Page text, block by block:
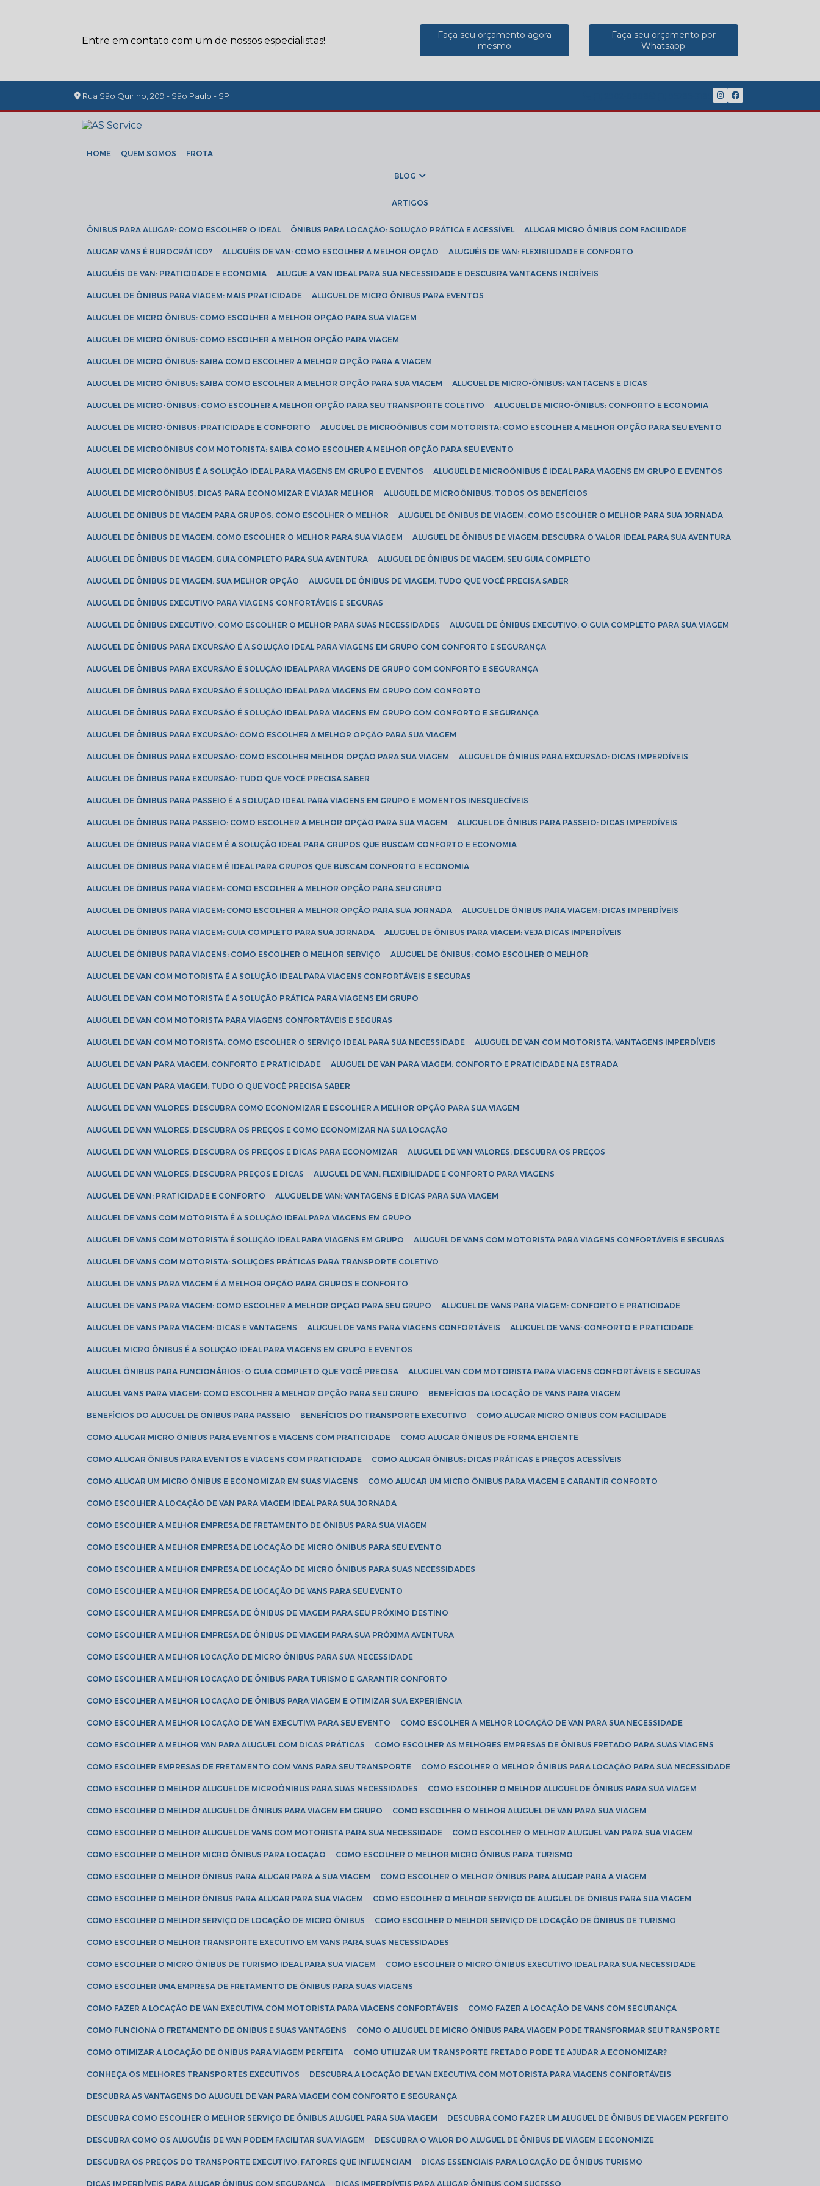
Entre em contato com um de nossos especialistas!
Faça seu orçamento agora
mesmo
Faça seu orçamento por
Whatsapp
Rua São Quirino, 209 - São Paulo - SP
HOME QUEM SOMOS FROTA
BLOG
ARTIGOS
ÔNIBUS PARA ALUGAR: COMO ESCOLHER O IDEAL ÔNIBUS PARA LOCAÇÃO: SOLUÇÃO PRÁTICA E ACESSÍVEL ALUGAR MICRO ÔNIBUS COM FACILIDADE
ALUGAR VANS É BUROCRÁTICO? ALUGUÉIS DE VAN: COMO ESCOLHER A MELHOR OPÇÃO ALUGUÉIS DE VAN: FLEXIBILIDADE E CONFORTO
ALUGUÉIS DE VAN: PRATICIDADE E ECONOMIA ALUGUE A VAN IDEAL PARA SUA NECESSIDADE E DESCUBRA VANTAGENS INCRÍVEIS
ALUGUEL DE ÔNIBUS PARA VIAGEM: MAIS PRATICIDADE ALUGUEL DE MICRO ÔNIBUS PARA EVENTOS
ALUGUEL DE MICRO ÔNIBUS: COMO ESCOLHER A MELHOR OPÇÃO PARA SUA VIAGEM
ALUGUEL DE MICRO ÔNIBUS: COMO ESCOLHER A MELHOR OPÇÃO PARA VIAGEM
ALUGUEL DE MICRO ÔNIBUS: SAIBA COMO ESCOLHER A MELHOR OPÇÃO PARA A VIAGEM
ALUGUEL DE MICRO ÔNIBUS: SAIBA COMO ESCOLHER A MELHOR OPÇÃO PARA SUA VIAGEM ALUGUEL DE MICRO-ÔNIBUS: VANTAGENS E DICAS
ALUGUEL DE MICRO-ÔNIBUS: COMO ESCOLHER A MELHOR OPÇÃO PARA SEU TRANSPORTE COLETIVO ALUGUEL DE MICRO-ÔNIBUS: CONFORTO E ECONOMIA
ALUGUEL DE MICRO-ÔNIBUS: PRATICIDADE E CONFORTO ALUGUEL DE MICROÔNIBUS COM MOTORISTA: COMO ESCOLHER A MELHOR OPÇÃO PARA SEU EVENTO
ALUGUEL DE MICROÔNIBUS COM MOTORISTA: SAIBA COMO ESCOLHER A MELHOR OPÇÃO PARA SEU EVENTO
ALUGUEL DE MICROÔNIBUS É A SOLUÇÃO IDEAL PARA VIAGENS EM GRUPO E EVENTOS ALUGUEL DE MICROÔNIBUS É IDEAL PARA VIAGENS EM GRUPO E EVENTOS
ALUGUEL DE MICROÔNIBUS: DICAS PARA ECONOMIZAR E VIAJAR MELHOR ALUGUEL DE MICROÔNIBUS: TODOS OS BENEFÍCIOS
ALUGUEL DE ÔNIBUS DE VIAGEM PARA GRUPOS: COMO ESCOLHER O MELHOR ALUGUEL DE ÔNIBUS DE VIAGEM: COMO ESCOLHER O MELHOR PARA SUA JORNADA
ALUGUEL DE ÔNIBUS DE VIAGEM: COMO ESCOLHER O MELHOR PARA SUA VIAGEM ALUGUEL DE ÔNIBUS DE VIAGEM: DESCUBRA O VALOR IDEAL PARA SUA AVENTURA
ALUGUEL DE ÔNIBUS DE VIAGEM: GUIA COMPLETO PARA SUA AVENTURA ALUGUEL DE ÔNIBUS DE VIAGEM: SEU GUIA COMPLETO
ALUGUEL DE ÔNIBUS DE VIAGEM: SUA MELHOR OPÇÃO ALUGUEL DE ÔNIBUS DE VIAGEM: TUDO QUE VOCÊ PRECISA SABER
ALUGUEL DE ÔNIBUS EXECUTIVO PARA VIAGENS CONFORTÁVEIS E SEGURAS
ALUGUEL DE ÔNIBUS EXECUTIVO: COMO ESCOLHER O MELHOR PARA SUAS NECESSIDADES ALUGUEL DE ÔNIBUS EXECUTIVO: O GUIA COMPLETO PARA SUA VIAGEM
ALUGUEL DE ÔNIBUS PARA EXCURSÃO É A SOLUÇÃO IDEAL PARA VIAGENS EM GRUPO COM CONFORTO E SEGURANÇA
ALUGUEL DE ÔNIBUS PARA EXCURSÃO É SOLUÇÃO IDEAL PARA VIAGENS DE GRUPO COM CONFORTO E SEGURANÇA
ALUGUEL DE ÔNIBUS PARA EXCURSÃO É SOLUÇÃO IDEAL PARA VIAGENS EM GRUPO COM CONFORTO
ALUGUEL DE ÔNIBUS PARA EXCURSÃO É SOLUÇÃO IDEAL PARA VIAGENS EM GRUPO COM CONFORTO E SEGURANÇA
ALUGUEL DE ÔNIBUS PARA EXCURSÃO: COMO ESCOLHER A MELHOR OPÇÃO PARA SUA VIAGEM
ALUGUEL DE ÔNIBUS PARA EXCURSÃO: COMO ESCOLHER MELHOR OPÇÃO PARA SUA VIAGEM ALUGUEL DE ÔNIBUS PARA EXCURSÃO: DICAS IMPERDÍVEIS
ALUGUEL DE ÔNIBUS PARA EXCURSÃO: TUDO QUE VOCÊ PRECISA SABER
ALUGUEL DE ÔNIBUS PARA PASSEIO É A SOLUÇÃO IDEAL PARA VIAGENS EM GRUPO E MOMENTOS INESQUECÍVEIS
ALUGUEL DE ÔNIBUS PARA PASSEIO: COMO ESCOLHER A MELHOR OPÇÃO PARA SUA VIAGEM ALUGUEL DE ÔNIBUS PARA PASSEIO: DICAS IMPERDÍVEIS
ALUGUEL DE ÔNIBUS PARA VIAGEM É A SOLUÇÃO IDEAL PARA GRUPOS QUE BUSCAM CONFORTO E ECONOMIA
ALUGUEL DE ÔNIBUS PARA VIAGEM É IDEAL PARA GRUPOS QUE BUSCAM CONFORTO E ECONOMIA
ALUGUEL DE ÔNIBUS PARA VIAGEM: COMO ESCOLHER A MELHOR OPÇÃO PARA SEU GRUPO
ALUGUEL DE ÔNIBUS PARA VIAGEM: COMO ESCOLHER A MELHOR OPÇÃO PARA SUA JORNADA ALUGUEL DE ÔNIBUS PARA VIAGEM: DICAS IMPERDÍVEIS
ALUGUEL DE ÔNIBUS PARA VIAGEM: GUIA COMPLETO PARA SUA JORNADA ALUGUEL DE ÔNIBUS PARA VIAGEM: VEJA DICAS IMPERDÍVEIS
ALUGUEL DE ÔNIBUS PARA VIAGENS: COMO ESCOLHER O MELHOR SERVIÇO ALUGUEL DE ÔNIBUS: COMO ESCOLHER O MELHOR
ALUGUEL DE VAN COM MOTORISTA É A SOLUÇÃO IDEAL PARA VIAGENS CONFORTÁVEIS E SEGURAS
ALUGUEL DE VAN COM MOTORISTA É A SOLUÇÃO PRÁTICA PARA VIAGENS EM GRUPO
ALUGUEL DE VAN COM MOTORISTA PARA VIAGENS CONFORTÁVEIS E SEGURAS
ALUGUEL DE VAN COM MOTORISTA: COMO ESCOLHER O SERVIÇO IDEAL PARA SUA NECESSIDADE ALUGUEL DE VAN COM MOTORISTA: VANTAGENS IMPERDÍVEIS
ALUGUEL DE VAN PARA VIAGEM: CONFORTO E PRATICIDADE ALUGUEL DE VAN PARA VIAGEM: CONFORTO E PRATICIDADE NA ESTRADA
ALUGUEL DE VAN PARA VIAGEM: TUDO O QUE VOCÊ PRECISA SABER
ALUGUEL DE VAN VALORES: DESCUBRA COMO ECONOMIZAR E ESCOLHER A MELHOR OPÇÃO PARA SUA VIAGEM
ALUGUEL DE VAN VALORES: DESCUBRA OS PREÇOS E COMO ECONOMIZAR NA SUA LOCAÇÃO
ALUGUEL DE VAN VALORES: DESCUBRA OS PREÇOS E DICAS PARA ECONOMIZAR ALUGUEL DE VAN VALORES: DESCUBRA OS PREÇOS
ALUGUEL DE VAN VALORES: DESCUBRA PREÇOS E DICAS ALUGUEL DE VAN: FLEXIBILIDADE E CONFORTO PARA VIAGENS
ALUGUEL DE VAN: PRATICIDADE E CONFORTO ALUGUEL DE VAN: VANTAGENS E DICAS PARA SUA VIAGEM
ALUGUEL DE VANS COM MOTORISTA É A SOLUÇÃO IDEAL PARA VIAGENS EM GRUPO
ALUGUEL DE VANS COM MOTORISTA É SOLUÇÃO IDEAL PARA VIAGENS EM GRUPO ALUGUEL DE VANS COM MOTORISTA PARA VIAGENS CONFORTÁVEIS E SEGURAS
ALUGUEL DE VANS COM MOTORISTA: SOLUÇÕES PRÁTICAS PARA TRANSPORTE COLETIVO
ALUGUEL DE VANS PARA VIAGEM É A MELHOR OPÇÃO PARA GRUPOS E CONFORTO
ALUGUEL DE VANS PARA VIAGEM: COMO ESCOLHER A MELHOR OPÇÃO PARA SEU GRUPO ALUGUEL DE VANS PARA VIAGEM: CONFORTO E PRATICIDADE
ALUGUEL DE VANS PARA VIAGEM: DICAS E VANTAGENS ALUGUEL DE VANS PARA VIAGENS CONFORTÁVEIS ALUGUEL DE VANS: CONFORTO E PRATICIDADE
ALUGUEL MICRO ÔNIBUS É A SOLUÇÃO IDEAL PARA VIAGENS EM GRUPO E EVENTOS
ALUGUEL ÔNIBUS PARA FUNCIONÁRIOS: O GUIA COMPLETO QUE VOCÊ PRECISA ALUGUEL VAN COM MOTORISTA PARA VIAGENS CONFORTÁVEIS E SEGURAS
ALUGUEL VANS PARA VIAGEM: COMO ESCOLHER A MELHOR OPÇÃO PARA SEU GRUPO BENEFÍCIOS DA LOCAÇÃO DE VANS PARA VIAGEM
BENEFÍCIOS DO ALUGUEL DE ÔNIBUS PARA PASSEIO BENEFÍCIOS DO TRANSPORTE EXECUTIVO COMO ALUGAR MICRO ÔNIBUS COM FACILIDADE
COMO ALUGAR MICRO ÔNIBUS PARA EVENTOS E VIAGENS COM PRATICIDADE COMO ALUGAR ÔNIBUS DE FORMA EFICIENTE
COMO ALUGAR ÔNIBUS PARA EVENTOS E VIAGENS COM PRATICIDADE COMO ALUGAR ÔNIBUS: DICAS PRÁTICAS E PREÇOS ACESSÍVEIS
COMO ALUGAR UM MICRO ÔNIBUS E ECONOMIZAR EM SUAS VIAGENS COMO ALUGAR UM MICRO ÔNIBUS PARA VIAGEM E GARANTIR CONFORTO
COMO ESCOLHER A LOCAÇÃO DE VAN PARA VIAGEM IDEAL PARA SUA JORNADA
COMO ESCOLHER A MELHOR EMPRESA DE FRETAMENTO DE ÔNIBUS PARA SUA VIAGEM
COMO ESCOLHER A MELHOR EMPRESA DE LOCAÇÃO DE MICRO ÔNIBUS PARA SEU EVENTO
COMO ESCOLHER A MELHOR EMPRESA DE LOCAÇÃO DE MICRO ÔNIBUS PARA SUAS NECESSIDADES
COMO ESCOLHER A MELHOR EMPRESA DE LOCAÇÃO DE VANS PARA SEU EVENTO
COMO ESCOLHER A MELHOR EMPRESA DE ÔNIBUS DE VIAGEM PARA SEU PRÓXIMO DESTINO
COMO ESCOLHER A MELHOR EMPRESA DE ÔNIBUS DE VIAGEM PARA SUA PRÓXIMA AVENTURA
COMO ESCOLHER A MELHOR LOCAÇÃO DE MICRO ÔNIBUS PARA SUA NECESSIDADE
COMO ESCOLHER A MELHOR LOCAÇÃO DE ÔNIBUS PARA TURISMO E GARANTIR CONFORTO
COMO ESCOLHER A MELHOR LOCAÇÃO DE ÔNIBUS PARA VIAGEM E OTIMIZAR SUA EXPERIÊNCIA
COMO ESCOLHER A MELHOR LOCAÇÃO DE VAN EXECUTIVA PARA SEU EVENTO COMO ESCOLHER A MELHOR LOCAÇÃO DE VAN PARA SUA NECESSIDADE
COMO ESCOLHER A MELHOR VAN PARA ALUGUEL COM DICAS PRÁTICAS COMO ESCOLHER AS MELHORES EMPRESAS DE ÔNIBUS FRETADO PARA SUAS VIAGENS
COMO ESCOLHER EMPRESAS DE FRETAMENTO COM VANS PARA SEU TRANSPORTE COMO ESCOLHER O MELHOR ÔNIBUS PARA LOCAÇÃO PARA SUA NECESSIDADE
COMO ESCOLHER O MELHOR ALUGUEL DE MICROÔNIBUS PARA SUAS NECESSIDADES COMO ESCOLHER O MELHOR ALUGUEL DE ÔNIBUS PARA SUA VIAGEM
COMO ESCOLHER O MELHOR ALUGUEL DE ÔNIBUS PARA VIAGEM EM GRUPO COMO ESCOLHER O MELHOR ALUGUEL DE VAN PARA SUA VIAGEM
COMO ESCOLHER O MELHOR ALUGUEL DE VANS COM MOTORISTA PARA SUA NECESSIDADE COMO ESCOLHER O MELHOR ALUGUEL VAN PARA SUA VIAGEM
COMO ESCOLHER O MELHOR MICRO ÔNIBUS PARA LOCAÇÃO COMO ESCOLHER O MELHOR MICRO ÔNIBUS PARA TURISMO
COMO ESCOLHER O MELHOR ÔNIBUS PARA ALUGAR PARA A SUA VIAGEM COMO ESCOLHER O MELHOR ÔNIBUS PARA ALUGAR PARA A VIAGEM
COMO ESCOLHER O MELHOR ÔNIBUS PARA ALUGAR PARA SUA VIAGEM COMO ESCOLHER O MELHOR SERVIÇO DE ALUGUEL DE ÔNIBUS PARA SUA VIAGEM
COMO ESCOLHER O MELHOR SERVIÇO DE LOCAÇÃO DE MICRO ÔNIBUS COMO ESCOLHER O MELHOR SERVIÇO DE LOCAÇÃO DE ÔNIBUS DE TURISMO
COMO ESCOLHER O MELHOR TRANSPORTE EXECUTIVO EM VANS PARA SUAS NECESSIDADES
COMO ESCOLHER O MICRO ÔNIBUS DE TURISMO IDEAL PARA SUA VIAGEM COMO ESCOLHER O MICRO ÔNIBUS EXECUTIVO IDEAL PARA SUA NECESSIDADE
COMO ESCOLHER UMA EMPRESA DE FRETAMENTO DE ÔNIBUS PARA SUAS VIAGENS
COMO FAZER A LOCAÇÃO DE VAN EXECUTIVA COM MOTORISTA PARA VIAGENS CONFORTÁVEIS COMO FAZER A LOCAÇÃO DE VANS COM SEGURANÇA
COMO FUNCIONA O FRETAMENTO DE ÔNIBUS E SUAS VANTAGENS COMO O ALUGUEL DE MICRO ÔNIBUS PARA VIAGEM PODE TRANSFORMAR SEU TRANSPORTE
COMO OTIMIZAR A LOCAÇÃO DE ÔNIBUS PARA VIAGEM PERFEITA COMO UTILIZAR UM TRANSPORTE FRETADO PODE TE AJUDAR A ECONOMIZAR?
CONHEÇA OS MELHORES TRANSPORTES EXECUTIVOS DESCUBRA A LOCAÇÃO DE VAN EXECUTIVA COM MOTORISTA PARA VIAGENS CONFORTÁVEIS
DESCUBRA AS VANTAGENS DO ALUGUEL DE VAN PARA VIAGEM COM CONFORTO E SEGURANÇA
DESCUBRA COMO ESCOLHER O MELHOR SERVIÇO DE ÔNIBUS ALUGUEL PARA SUA VIAGEM DESCUBRA COMO FAZER UM ALUGUEL DE ÔNIBUS DE VIAGEM PERFEITO
DESCUBRA COMO OS ALUGUÉIS DE VAN PODEM FACILITAR SUA VIAGEM DESCUBRA O VALOR DO ALUGUEL DE ÔNIBUS DE VIAGEM E ECONOMIZE
DESCUBRA OS PREÇOS DO TRANSPORTE EXECUTIVO: FATORES QUE INFLUENCIAM DICAS ESSENCIAIS PARA LOCAÇÃO DE ÔNIBUS TURISMO
DICAS IMPERDÍVEIS PARA ALUGAR ÔNIBUS COM SEGURANÇA DICAS IMPERDÍVEIS PARA ALUGAR ÔNIBUS COM SUCESSO